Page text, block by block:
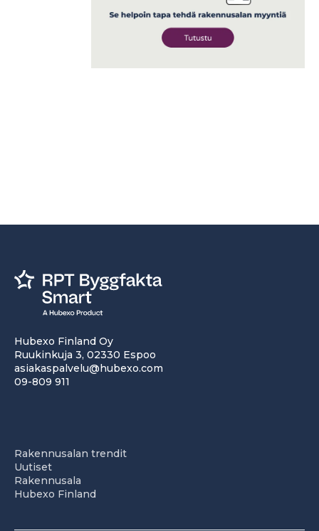
Hubexo Finland Oy
Ruukinkuja 3, 02330 Espoo
asiakaspalvelu@hubexo.com
09-809 911
Rakennusalan trendit
Uutiset
Rakennusala
Hubexo Finland